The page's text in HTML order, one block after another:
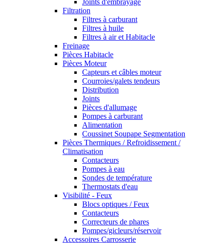
Joints d'embrayage
Filtration
Filtres à carburant
Filtres à huile
Filtres à air et Habitacle
Freinage
Pièces Habitacle
Pièces Moteur
Capteurs et câbles moteur
Courroies/galets tendeurs
Distribution
Joints
Pièces d'allumage
Pompes à carburant
Alimentation
Coussinet Soupape Segmentation
Pièces Thermiques / Refroidissement /
Climatisation
Contacteurs
Pompes à eau
Sondes de température
Thermostats d'eau
Visibilité - Feux
Blocs optiques / Feux
Contacteurs
Correcteurs de phares
Pompes/gicleurs/réservoir
Accessoires Carrosserie